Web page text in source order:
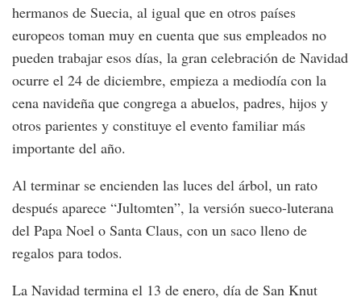
hermanos de Suecia, al igual que en otros países
europeos toman muy en cuenta que sus empleados no
pueden trabajar esos días, la gran celebración de Navidad
ocurre el 24 de diciembre, empieza a mediodía con la
cena navideña que congrega a abuelos, padres, hijos y
otros parientes y constituye el evento familiar más
importante del año.
Al terminar se encienden las luces del árbol, un rato
después aparece “Jultomten”, la versión sueco-luterana
del Papa Noel o Santa Claus, con un saco lleno de
regalos para todos.
La Navidad termina el 13 de enero, día de San Knut